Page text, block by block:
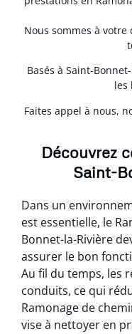
Nous sommes à
Basés à Saint-
les
Faites appel à nous,
Découvrez
Saint-
Dans un
est essentielle, le
Bonnet-la-Rivière
assurer le bon
Au fil du temps, les
conduits, ce qui
Ramonage de
vise à nettoyer en